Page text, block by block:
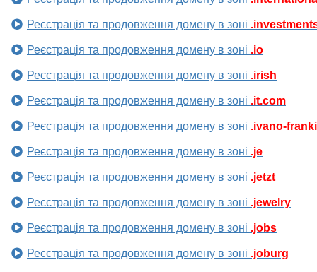
Реєстрація та продовження домену в зоні
Реєстрація та продовження домену в зоні .io
Реєстрація та продовження домену в зоні .irish
Реєстрація та продовження домену в зоні .it.com
Реєстрація та продовження домену в зоні .ivano-
Реєстрація та продовження домену в зоні .je
Реєстрація та продовження домену в зоні .jetzt
Реєстрація та продовження домену в зоні .jewelry
Реєстрація та продовження домену в зоні .jobs
Реєстрація та продовження домену в зоні .joburg